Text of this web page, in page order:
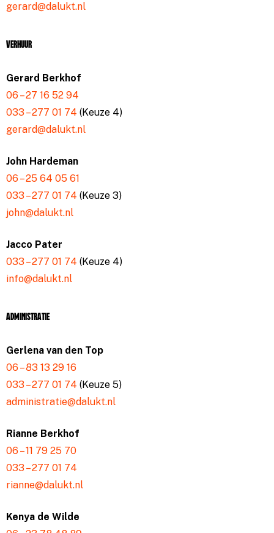
gerard@dalukt.nl
Verhuur
Gerard Berkhof
06 – 27 16 52 94
033 – 277 01 74 (Keuze 4)
gerard@dalukt.nl
John Hardeman
06 – 25 64 05 61
033 – 277 01 74 (Keuze 3)
john@dalukt.nl
Jacco Pater
033 – 277 01 74 (Keuze 4)
info@dalukt.nl
Administratie
Gerlena van den Top
06 – 83 13 29 16
033 – 277 01 74 (Keuze 5)
administratie@dalukt.nl
Rianne Berkhof
06 – 11 79 25 70
033 – 277 01 74
rianne@dalukt.nl
Kenya de Wilde